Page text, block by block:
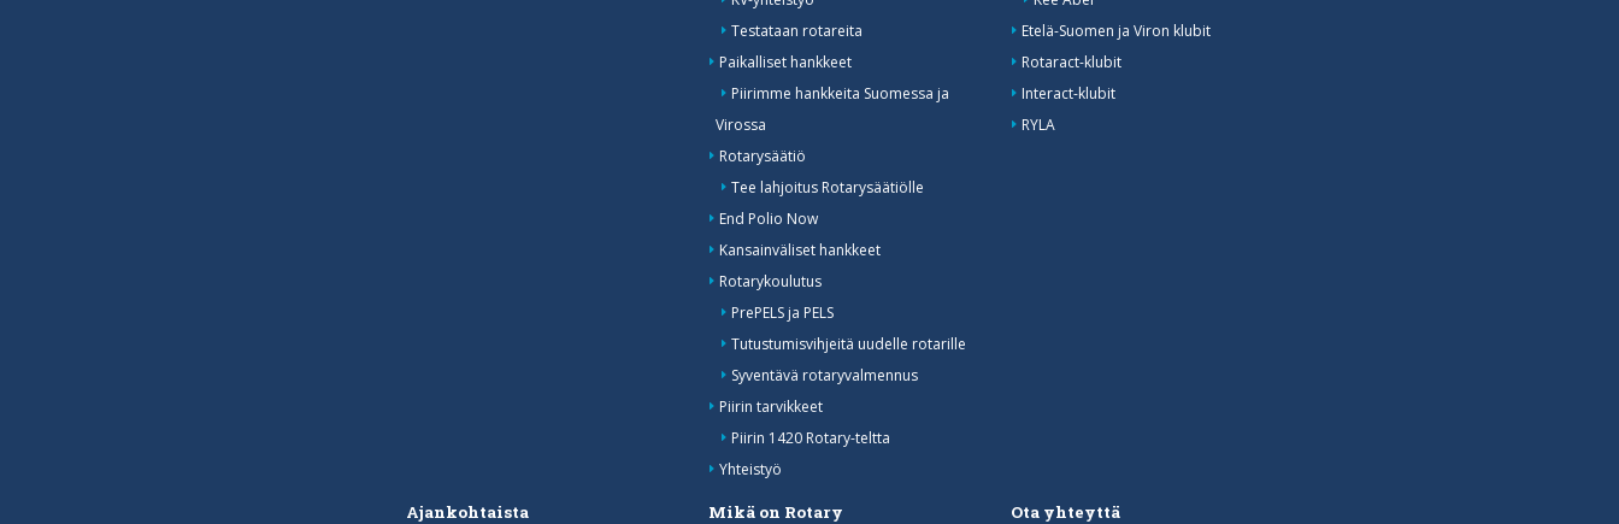
Testataan rotareita
Paikalliset hankkeet
Piirimme hankkeita Suomessa ja
Virossa
Rotarysäätiö
Tee lahjoitus Rotarysäätiölle
End Polio Now
Kansainväliset hankkeet
Rotarykoulutus
PrePELS ja PELS
Tutustumisvihjeitä uudelle rotarille
Syventävä rotaryvalmennus
Piirin tarvikkeet
Piirin 1420 Rotary-teltta
Yhteistyö
Etelä-Suomen ja Viron klubit
Rotaract-klubit
Interact-klubit
RYLA
Ajankohtaista Mikä on Rotary Ota yhteyttä